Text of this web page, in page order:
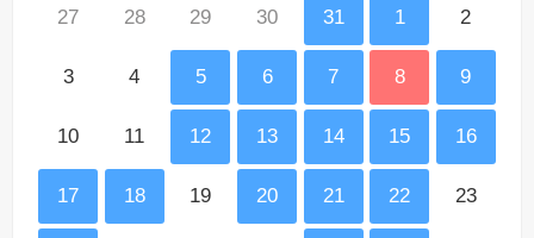
27 28 29 30 31 1 2
3 4 5 6 7 8 9
10 11 12 13 14 15 16
17 18 19 20 21 22 23